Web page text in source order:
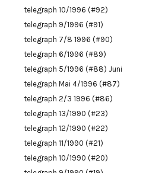
telegraph 10/1996 (#92)
telegraph 9/1996 (#91)
telegraph 7/8 1996 (#90)
telegraph 6/1996 (#89)
telegraph 5/1996 (#88) Juni
telegraph Mai 4/1996 (#87)
telegraph 2/3 1996 (#86)
telegraph 13/1990 (#23)
telegraph 12/1990 (#22)
telegraph 11/1990 (#21)
telegraph 10/1990 (#20)